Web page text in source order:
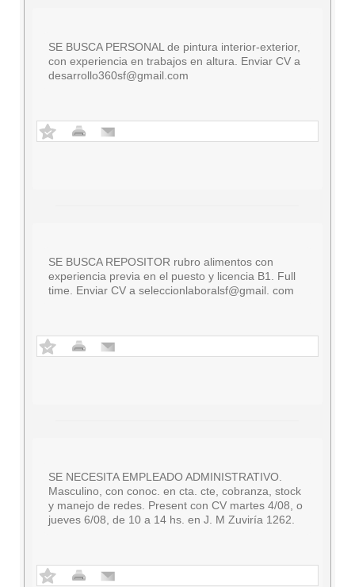
SE BUSCA PERSONAL de pintura interior-exterior,
con experiencia en trabajos en altura. Enviar CV a
desarrollo360sf@gmail.com
SE BUSCA REPOSITOR rubro alimentos con
experiencia previa en el puesto y licencia B1. Full
time. Enviar CV a seleccionlaboralsf@gmail. com
SE NECESITA EMPLEADO ADMINISTRATIVO.
Masculino, con conoc. en cta. cte, cobranza, stock
y manejo de redes. Present con CV martes 4/08, o
jueves 6/08, de 10 a 14 hs. en J. M Zuviría 1262.